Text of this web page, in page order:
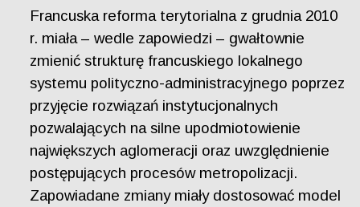
Francuska reforma terytorialna z grudnia 2010
r. miała – wedle zapowiedzi – gwałtownie
zmienić strukturę francuskiego lokalnego
systemu polityczno-administracyjnego poprzez
przyjęcie rozwiązań instytucjonalnych
pozwalających na silne upodmiotowienie
największych aglomeracji oraz uwzględnienie
postępujących procesów metropolizacji.
Zapowiadane zmiany miały dostosować model